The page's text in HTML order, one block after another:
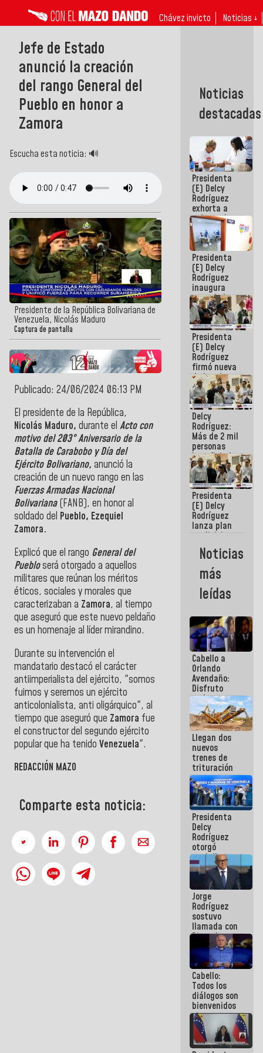
Chávez invicto Noticias ↓
Jefe de Estado
anunció la creación
del rango General del
Pueblo en honor a
Zamora
Escucha esta noticia: 🔊
Presidente de la República Bolivariana de
Venezuela, Nicolás Maduro
Captura de pantalla
Publicado: 24/06/2024 06:13 PM
El presidente de la República,
Nicolás Maduro, durante el Acto con
motivo del 203° Aniversario de la
Batalla de Carabobo y Día del
Ejército Bolivariano, anunció la
creación de un nuevo rango en las
Fuerzas Armadas Nacional
Bolivariana(FANB), en honor al
soldado del Pueblo, Ezequiel
Zamora.
Explicó que el rango General del
Puebloserá otorgado a aquellos
militares que reúnan los méritos
éticos, sociales y morales que
caracterizaban a Zamora, al tiempo
que aseguró que este nuevo peldaño
es un homenaje al líder mirandino.
Durante su intervención el
mandatario destacó el carácter
antiimperialista del ejército, "somos
fuimos y seremos un ejército
anticolonialista, anti oligárquico", al
tiempo que aseguró que Zamora fue
el constructor del segundo ejército
popular que ha tenido Venezuela".
REDACCIÓN MAZO
Comparte esta noticia:
Noticias
destacadas
Presidenta
(E) Delcy
Rodríguez
exhorta a
gobernadores
y alcaldes a
edificar
casas para
abuelos
Presidenta
(E) Delcy
Rodríguez
inaugura
casa de los
Abuelos
Primavera
en Caracas
Presidenta
(E) Delcy
Rodríguez
firmó nueva
de Ley de
Arrendamiento
aprobada
por la AN
Delcy
Rodríguez:
Más de 2 mil
personas
beneficiadas
con planes
para
atención de
emergencia
sísmica en
la última
semana
Presidenta
(E) Delcy
Rodríguez
lanza plan
crediticio
con subsidio
a Juntas de
Condominio
Noticias
más
leídas
Cabello a
Orlando
Avendaño:
Disfruto
cada vez
que escribes
porque lo
que haces
es
embarrarla
Llegan dos
nuevos
trenes de
trituración
para
optimizar
manejo de
escombros
en La Guaira
Presidenta
Delcy
Rodríguez
otorgó
medalla
"Héroe de
Venezuela"
a servidores
públicos
Jorge
Rodríguez
sostuvo
llamada con
Dinorah
Figuera y
acuerdan
primer
encuentro
presencial
para el
diálogo
Cabello:
Todos los
diálogos son
bienvenidos
siempre que
estén en el
marco de la
Constitución